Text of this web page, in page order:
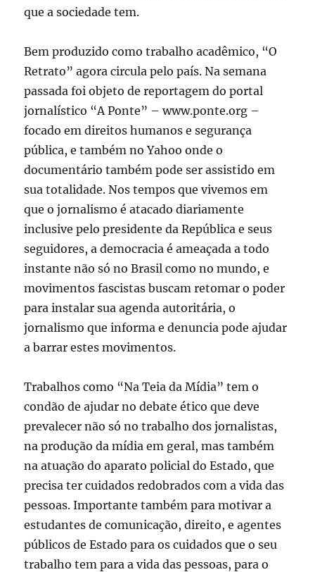
que a sociedade tem.
Bem produzido como trabalho acadêmico, “O
Retrato” agora circula pelo país. Na semana
passada foi objeto de reportagem do portal
jornalístico “A Ponte” – www.ponte.org –
focado em direitos humanos e segurança
pública, e também no Yahoo onde o
documentário também pode ser assistido em
sua totalidade. Nos tempos que vivemos em
que o jornalismo é atacado diariamente
inclusive pelo presidente da República e seus
seguidores, a democracia é ameaçada a todo
instante não só no Brasil como no mundo, e
movimentos fascistas buscam retomar o poder
para instalar sua agenda autoritária, o
jornalismo que informa e denuncia pode ajudar
a barrar estes movimentos.
Trabalhos como “Na Teia da Mídia” tem o
condão de ajudar no debate ético que deve
prevalecer não só no trabalho dos jornalistas,
na produção da mídia em geral, mas também
na atuação do aparato policial do Estado, que
precisa ter cuidados redobrados com a vida das
pessoas. Importante também para motivar a
estudantes de comunicação, direito, e agentes
públicos de Estado para os cuidados que o seu
trabalho tem para a vida das pessoas, para o